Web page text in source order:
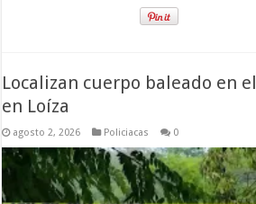
Localizan cuerpo baleado en
en Loíza
agosto 2, 2026 Policiacas 0